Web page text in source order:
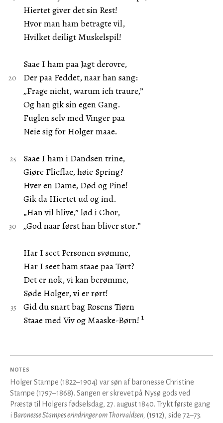
Hiertet giver det sin Rest!
Hvor man ham betragte vil,
Hvilket deiligt Muskelspil!
Saae I ham paa Jagt derovre,
Der paa Feddet, naar han sang:
„Frage nicht, warum ich traure,”
Og han gik sin egen Gang.
Fuglen selv med Vinger paa
Neie sig for Holger maae.
Saae I ham i Dandsen trine,
Giøre Flicflac, høie Spring?
Hver en Dame, Død og Pine!
Gik da Hiertet ud og ind.
„Han vil blive,” lød i Chor,
„God naar først han bliver stor.”
Har I seet Personen svømme,
Har I seet ham staae paa Tørt?
Det er nok, vi kan berømme,
Søde Holger, vi er rørt!
Gid du snart bag Rosens Tiørn
Staae med Viv og Maaske-Børn! 1
NOTES
Holger Stampe (1822–1904) var søn af baronesse Christine
Stampe (1797–1868). Sangen er skrevet på Nysø gods ved
Præstø til Holgers fødselsdag, 27. august 1840. Trykt første gang
i Baronesse Stampes erindringer om Thorvaldsen, (1912), side 72–73.